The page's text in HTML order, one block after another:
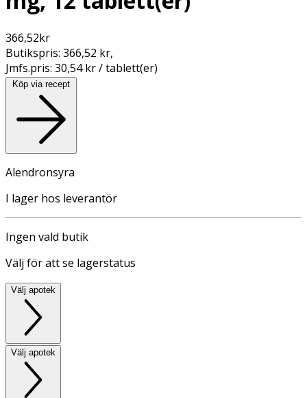
366,52kr
Butikspris: 366,52 kr,
Jmfs.pris: 30,54 kr / tablett(er)
Köp via recept
Alendronsyra
I lager hos leverantör
Ingen vald butik
Välj för att se lagerstatus
Välj apotek
Välj apotek